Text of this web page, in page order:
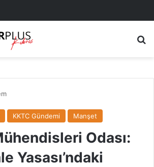
KKTC Gündemi Manşet
Odası:
Yasası’ndaki